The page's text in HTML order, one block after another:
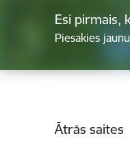
Esi pirmais,
Piesakies
Ātrās saites